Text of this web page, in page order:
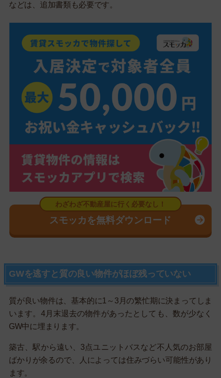
などは、追加書類も必要です。
スモッカを無料ダウンロード
GWを逃すと質の良い物件がほぼ残っていない
質が良い物件は、基本的に1～3月の繁忙期に決まってしま
います。4月末退去の物件があったとしても、数が少なく
GW中に埋まります。
築古、駅から遠い、3点ユニットバスなど不人気のお部屋
ばかりが余るので、人によっては住みづらい可能性があり
ます。